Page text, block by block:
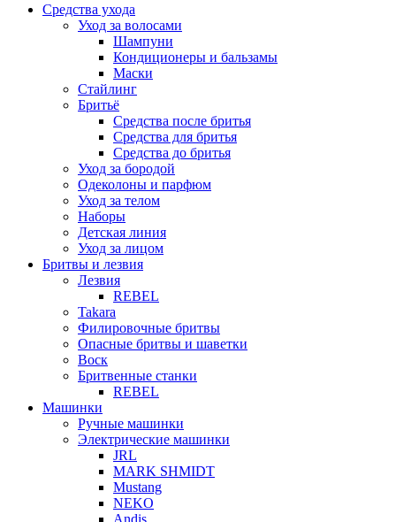
Средства ухода
Уход за волосами
Шампуни
Кондиционеры и бальзамы
Маски
Стайлинг
Бритьё
Средства после бритья
Средства для бритья
Средства до бритья
Уход за бородой
Одеколоны и парфюм
Уход за телом
Наборы
Детская линия
Уход за лицом
Бритвы и лезвия
Лезвия
REBEL
Takara
Филировочные бритвы
Опасные бритвы и шаветки
Воск
Бритвенные станки
REBEL
Машинки
Ручные машинки
Электрические машинки
JRL
MARK SHMIDT
Mustang
NEKO
Andis